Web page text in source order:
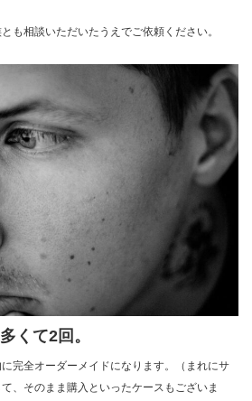
も相談いただいたうえでご依頼ください。
くて2回。
完全オーダーメイドになります。（まれにサ
、そのまま購入といったケースもございま